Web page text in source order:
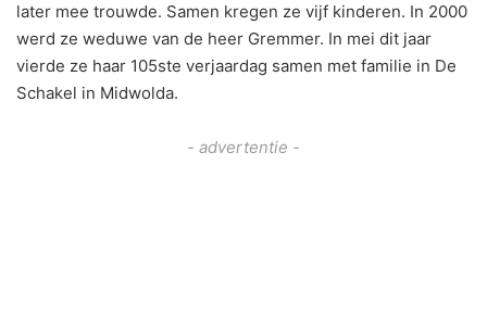
later mee trouwde. Samen kregen ze vijf kinderen. In 2000
werd ze weduwe van de heer Gremmer. In mei dit jaar
vierde ze haar 105ste verjaardag samen met familie in De
Schakel in Midwolda.
- advertentie -